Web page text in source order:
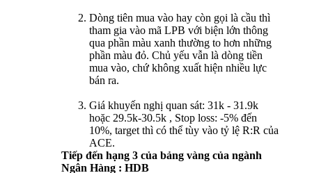
Dòng tiên mua vào hay còn gọi là cầu thì
tham gia vào mã LPB với biện lớn thông
qua phần màu xanh thường to hơn những
phần màu đỏ. Chủ yếu vẫn là dòng tiền
mua vào, chứ không xuất hiện nhiều lực
bán ra.
Giá khuyến nghị quan sát: 31k - 31.9k
hoặc 29.5k-30.5k , Stop loss: -5% đến
10%, target thì có thể tùy vào tỷ lệ R:R của
ACE.
Tiếp đến hạng 3 của bảng vàng của ngành
Ngân Hàng : HDB